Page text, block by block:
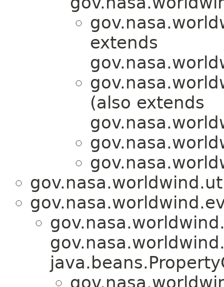
extends
(also extends